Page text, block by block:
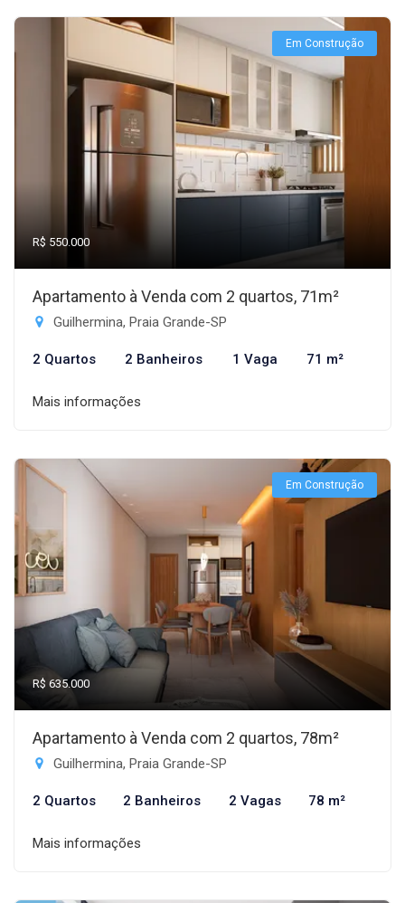
Em Construção
R$ 550.000
Apartamento à Venda com 2 quartos, 71m²
Guilhermina, Praia Grande-SP
2 Quartos 2 Banheiros 1 Vaga 71 m²
Mais informações
Em Construção
R$ 635.000
Apartamento à Venda com 2 quartos, 78m²
Guilhermina, Praia Grande-SP
2 Quartos 2 Banheiros 2 Vagas 78 m²
Mais informações